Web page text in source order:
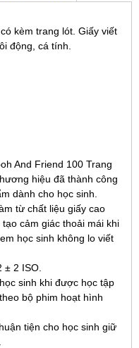
kèm trang lót. Giấy viết
động, cá tính.
And Friend 100 Trang
hiệu đã thành công
dành cho học sinh.
từ chất liệu giấy cao
cảm giác thoải mái khi
học sinh không lo viết
2 ISO.
sinh khi được học tập
bộ phim hoạt hình
tiện cho học sinh giữ